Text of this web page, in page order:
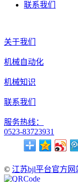
联系我们
关于我们
机械自动化
机械知识
联系我们
服务热线：
0523-83723931
© 江苏bjl平台官方网